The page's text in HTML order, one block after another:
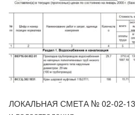
ЛОКАЛЬНАЯ СМЕТА № 02-02-13